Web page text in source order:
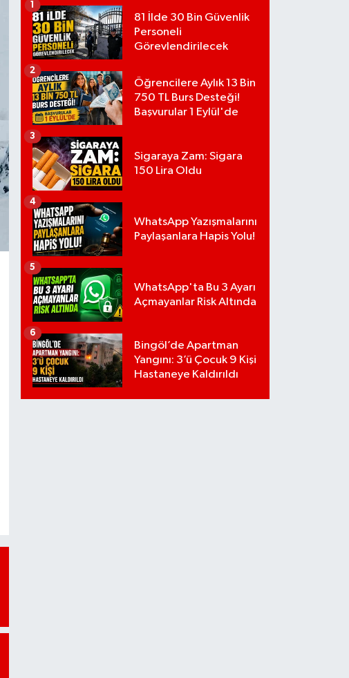
81 İlde 30 Bin Güvenlik
Personeli
Görevlendirilecek
1
Öğrencilere Aylık 13 Bin
750 TL Burs Desteği!
Başvurular 1 Eylül'de
2
Sigaraya Zam: Sigara
150 Lira Oldu
3
WhatsApp Yazışmalarını
Paylaşanlara Hapis Yolu!
4
WhatsApp'ta Bu 3 Ayarı
Açmayanlar Risk Altında
5
Bingöl’de Apartman
Yangını: 3’ü Çocuk 9 Kişi
Hastaneye Kaldırıldı
6